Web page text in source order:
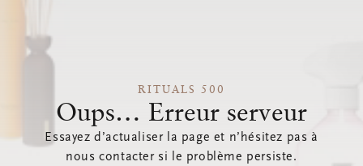
RITUALS 500
Oups… Erreur serveur
Essayez d’actualiser la page et n’hésitez pas à
nous contacter si le problème persiste.